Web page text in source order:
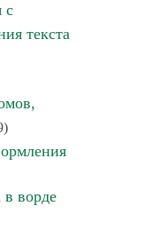
с
текста
ворде